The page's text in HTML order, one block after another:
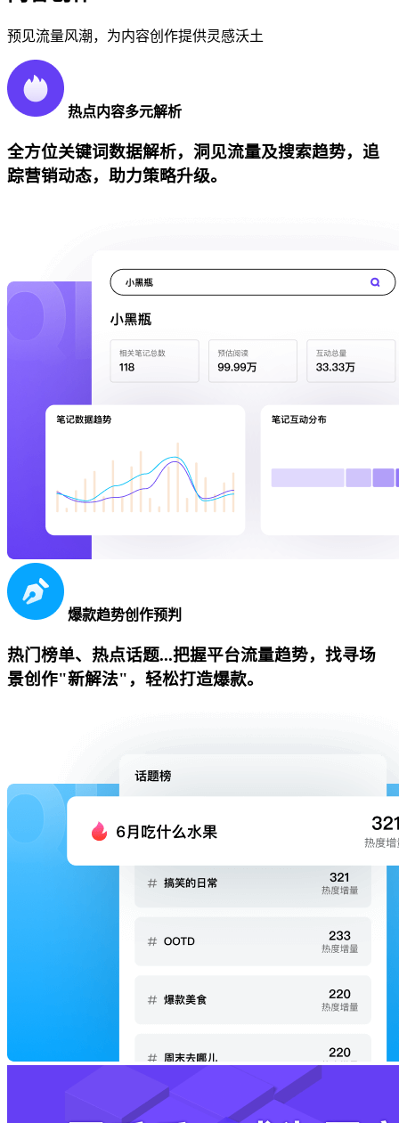
预见流量风潮，为内容创作提供灵感沃土
热点内容多元解析
全方位关键词数据解析，洞见流量及搜索趋势，追
踪营销动态，助力策略升级。
爆款趋势创作预判
热门榜单、热点话题...把握平台流量趋势，找寻场
景创作"新解法"，轻松打造爆款。